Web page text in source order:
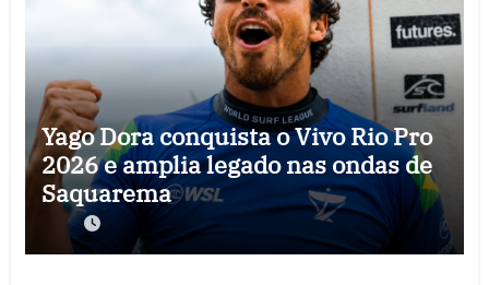
Yago Dora conquista o Vivo Rio Pro
2026 e amplia legado nas ondas de
Saquarema